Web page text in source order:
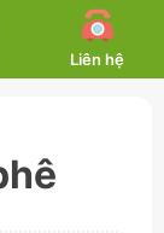
Liên hệ